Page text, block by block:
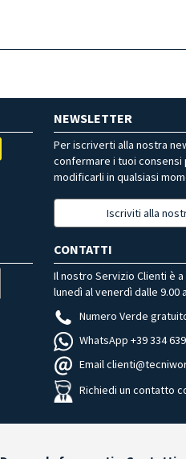
NEWSLETTER
Per iscriverti alla nostra
confermare i tuoi
modificarli in qualsiasi
Iscriviti alla
CONTATTI
Il nostro Servizio Clienti è
lunedì al venerdì dalle 9.00
Numero Verde
WhatsApp +39 334
Email
Richiedi un contatto